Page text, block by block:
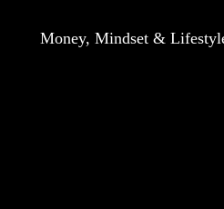
Money, Mindset &